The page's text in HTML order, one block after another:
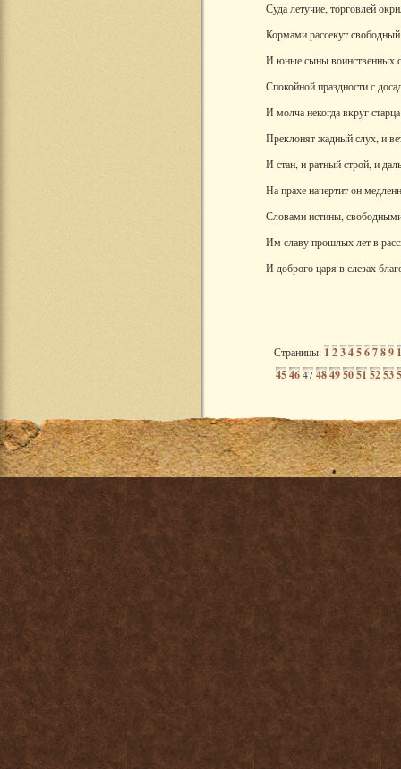
Суда летучие, торговлей
Кормами рассекут
И юные сыны воинственных
Спокойной праздности с
И молча некогда вкруг
Преклонят жадный слух, и
И стан, и ратный строй, и
На прахе начертит он
Словами истины,
Им славу прошлых лет в
И доброго царя в слезах
Страницы:1 23456789
454647484950515253